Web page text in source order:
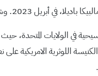
التنفيذي المؤقت منذ ذلك الوقت.
اللوثرية الامريكية